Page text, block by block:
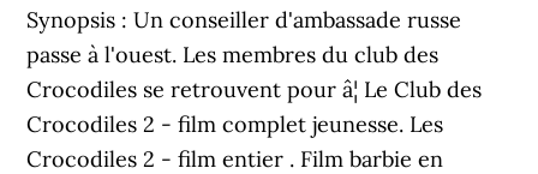
Synopsis : Un conseiller d'ambassade russe
passe à l'ouest. Les membres du club des
Crocodiles se retrouvent pour â¦ Le Club des
Crocodiles 2 - film complet jeunesse. Les
Crocodiles 2 - film entier . Film barbie en